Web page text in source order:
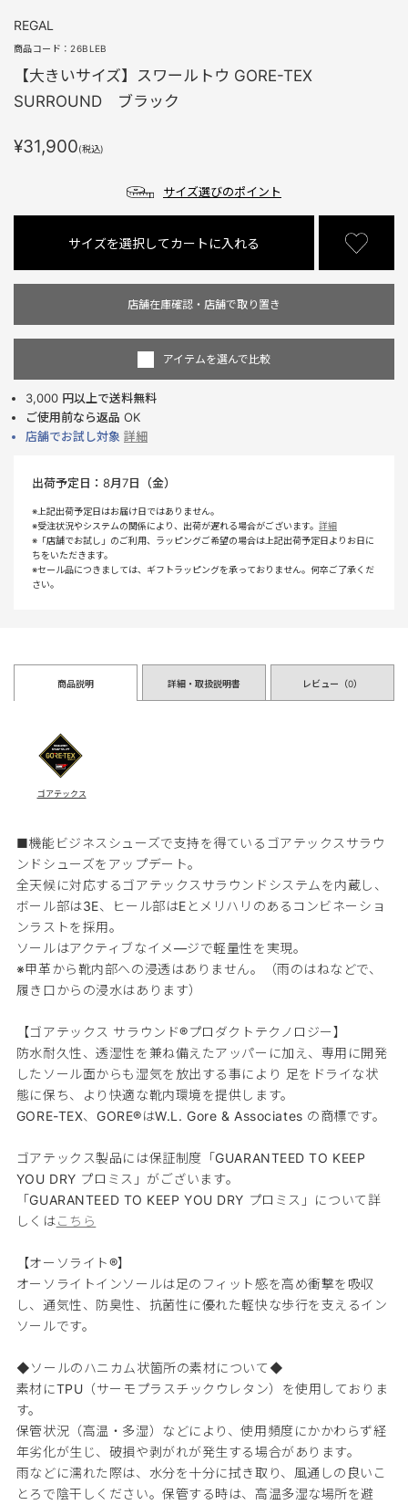
REGAL
商品コード：26BLEB
【大きいサイズ】スワールトウ GORE-TEX
SURROUND ブラック
¥31,900(税込)
サイズ選びのポイント
サイズを選択してカートに入れる
店舗在庫確認・店舗で取り置き
アイテムを選んで比較
3,000 円以上で送料無料
ご使用前なら返品 OK
店舗でお試し対象 詳細
出荷予定日： 8月7日（金）
※上記出荷予定日はお届け日ではありません。
※受注状況やシステムの関係により、出荷が遅れる場合がございます。 詳細
※「店舗でお試し」のご利用、ラッピングご希望の場合は上記出荷予定日よりお日に
ちをいただきます。
※セール品につきましては、ギフトラッピングを承っておりません。何卒ご了承くだ
さい。
商品説明 詳細・取扱説明書 レビュー（0）
ゴアテックス
■機能ビジネスシューズで支持を得ているゴアテックスサラウ
ンドシューズをアップデート。
全天候に対応するゴアテックスサラウンドシステムを内蔵し、
ボール部は3E、ヒール部はEとメリハリのあるコンビネーショ
ンラストを採用。
ソールはアクティブなイメ―ジで軽量性を実現。
※甲革から靴内部への浸透はありません。（雨のはねなどで、
履き口からの浸水はあります）
【ゴアテックス サラウンド®プロダクトテクノロジー】
防水耐久性、透湿性を兼ね備えたアッパーに加え、専用に開発
したソール面からも湿気を放出する事により 足をドライな状
態に保ち、より快適な靴内環境を提供します。
GORE-TEX、GORE®はW.L. Gore & Associates の商標です。
ゴアテックス製品には保証制度「GUARANTEED TO KEEP
YOU DRY プロミス」がございます。
「GUARANTEED TO KEEP YOU DRY プロミス」について詳
しくはこちら
【オーソライト®】
オーソライトインソールは足のフィット感を高め衝撃を吸収
し、通気性、防臭性、抗菌性に優れた軽快な歩行を支えるイン
ソールです。
◆ソールのハニカム状箇所の素材について◆
素材にTPU（サーモプラスチックウレタン）を使用しておりま
す。
保管状況（高温・多湿）などにより、使用頻度にかかわらず経
年劣化が生じ、破損や剥がれが発生する場合があります。
雨などに濡れた際は、水分を十分に拭き取り、風通しの良いこ
とろで陰干しください。保管する時は、高温多湿な場所を避